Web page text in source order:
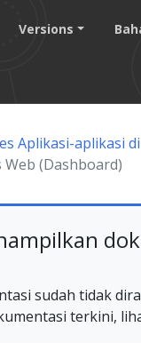
Versions
Aplikasi-aplikasi
(Dashboard)
sudah tidak
terkini,